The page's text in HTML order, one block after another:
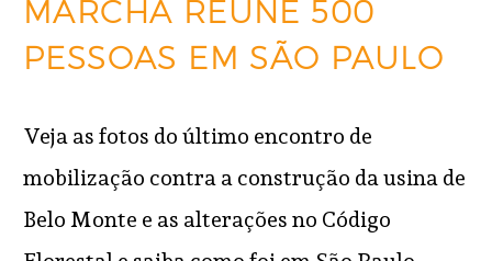
MARCHA REÚNE 500
PESSOAS EM SÃO PAULO
Veja as fotos do último encontro de
mobilização contra a construção da usina de
Belo Monte e as alterações no Código